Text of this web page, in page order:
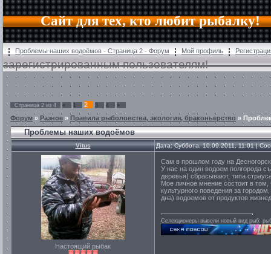
Сайт для тех, кто любит рыбалку!
Проблемы наших водоёмов - Страница 2 - Форум Мой профиль
зарегистрированным пользователям!
Страница 2 из 4 « 1 2 3 4 »
Форум » Разное » Правила рыболовства, экология, браконьерство »
Проблемы наших водоёмов
Vitus Дата: Суббота, 10.09.2011, 11:01 |
Настоящий рыбак
Сам в прошлом году на
У нас на один водоем полгорода
деревья) сбрасывают, типа
Мое личное мнение состоит в том,
культурного поведения за
дна) водоемов от продуктов
Селекционеры вывели новый вид рыб: